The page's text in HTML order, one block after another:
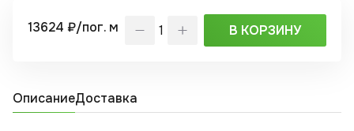
13624 ₽/пог. м В КОРЗИНУ
ОписаниеДоставка